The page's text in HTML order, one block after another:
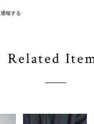
通報する
Related